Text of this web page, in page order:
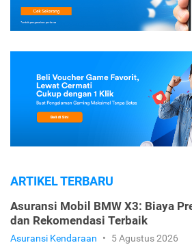
ARTIKEL TERBARU
Asuransi Mobil BMW X3: Biaya
dan Rekomendasi Terbaik
Asuransi Kendaraan • 5 Agustus 2026